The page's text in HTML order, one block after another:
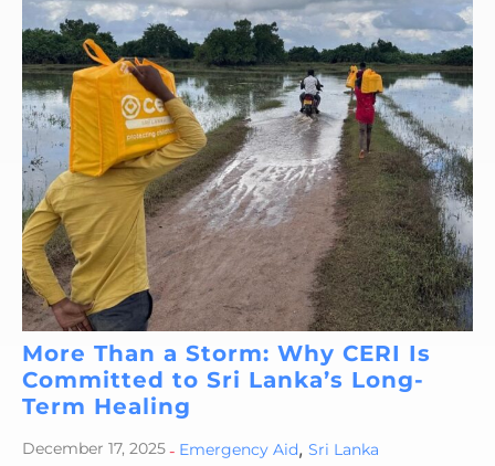
More Than a Storm: Why CERI Is
Committed to Sri Lanka’s Long-
Term Healing
December 17, 2025- Emergency Aid, Sri Lanka